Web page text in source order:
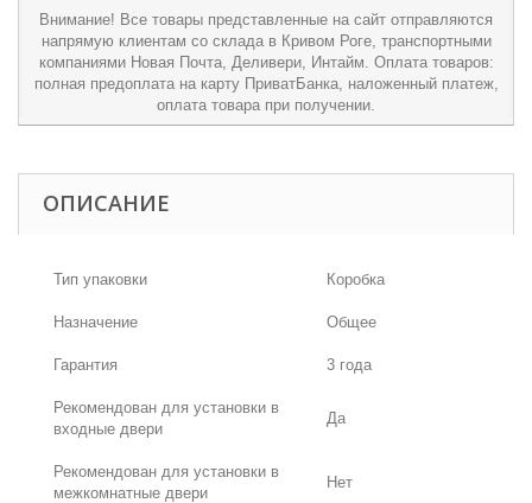
Внимание! Все товары представленные на сайт отправляются
напрямую клиентам со склада в Кривом Роге, транспортными
компаниями Новая Почта, Деливери, Интайм. Оплата товаров:
полная предоплата на карту ПриватБанка, наложенный платеж,
оплата товара при получении.
ОПИСАНИЕ
Тип упаковки Коробка
Назначение Общее
Гарантия 3 года
Рекомендован для установки в
входные двери
Да
Рекомендован для установки в
межкомнатные двери
Нет